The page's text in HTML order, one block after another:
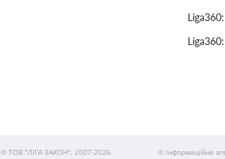
© ТОВ "ЛІГА ЗАКОН", 2007-2026. © Інформаційне